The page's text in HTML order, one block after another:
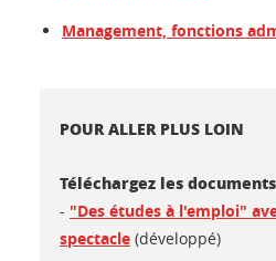
Management, fonctions
POUR ALLER PLUS LOIN
Téléchargez les
- "Des études à l'emploi"
spectacle (développé)